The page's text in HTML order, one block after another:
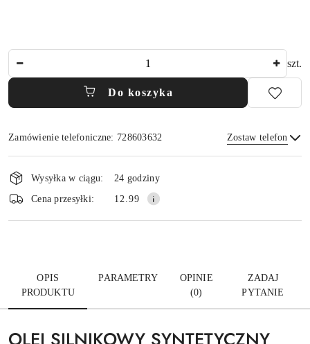
szt.
Do koszyka
Zamówienie telefoniczne: 728603632 Zostaw telefon
Wyślij
Dostępność
i
dostawa
Wysyłka w ciągu:
24 godziny
Cena przesyłki:
12.99
OPIS
PRODUKTU
PARAMETRY
OPINIE
(0)
ZADAJ
PYTANIE